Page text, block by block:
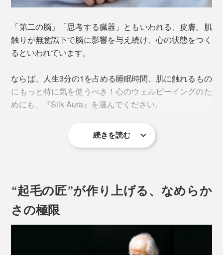
「第二の脳」「思考する臓器」ともいわれる、皮膚。肌
触りが無意識下で脳に影響を与え続け、心の状態をつく
るといわれています。
ならば、人生3分の1を占める睡眠時間、肌に触れるもの
にもっと特に気を使うべき！心のウェルビーイングのた
めにも、『Silk Aura』を選んでください。
続きを読む
“起毛の匠”が作り上げる、なめらか
さの極限